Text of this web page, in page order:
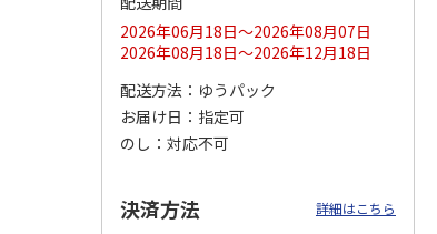
ドジャース 大谷翔
平 日本人最多53試
合連続出塁記念 シ
ル…
17,000円
(送料・税込)
谷翔平 2026 NL 3・
4月投手…
2026年06月18日～2026年08月07日
2026年08月18日～2026年12月18日
配送方法
ゆうパック
お届け日
指定可
のし
対応不可
決済方法 詳細はこちら